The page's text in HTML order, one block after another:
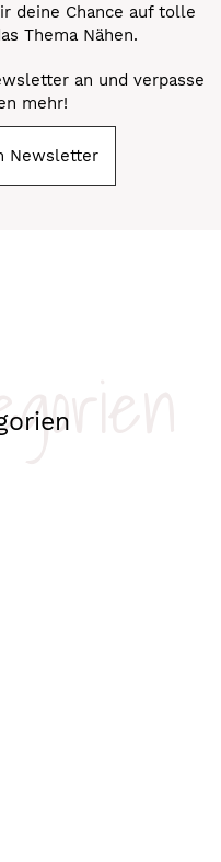
deine Chance auf tolle
Thema Nähen.
an und verpasse
mehr!
Newsletter